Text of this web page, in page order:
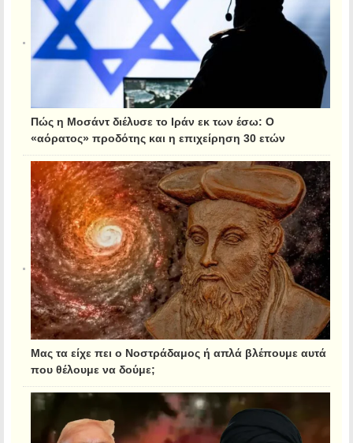
Πώς η Μοσάντ διέλυσε το Ιράν εκ των έσω: Ο
«αόρατος» προδότης και η επιχείρηση 30 ετών
Μας τα είχε πει ο Νοστράδαμος ή απλά βλέπουμε αυτά
που θέλουμε να δούμε;